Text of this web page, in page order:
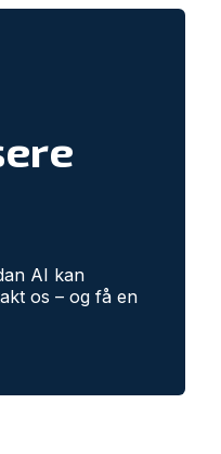
AI kan
os – og få en